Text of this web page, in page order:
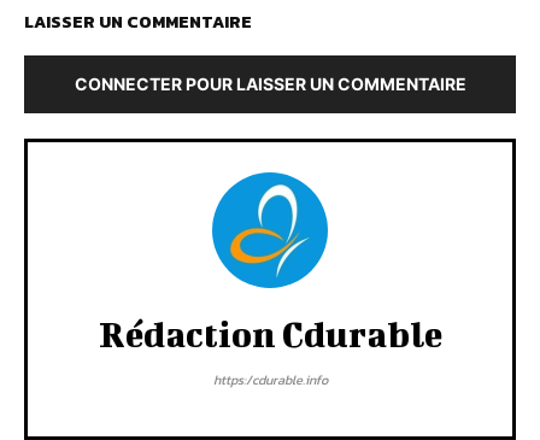
LAISSER UN COMMENTAIRE
CONNECTER POUR LAISSER UN COMMENTAIRE
Rédaction Cdurable
https:/cdurable.info